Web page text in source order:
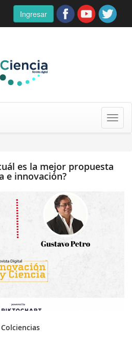
Ingresar
es la mejor propuesta
e innovación?